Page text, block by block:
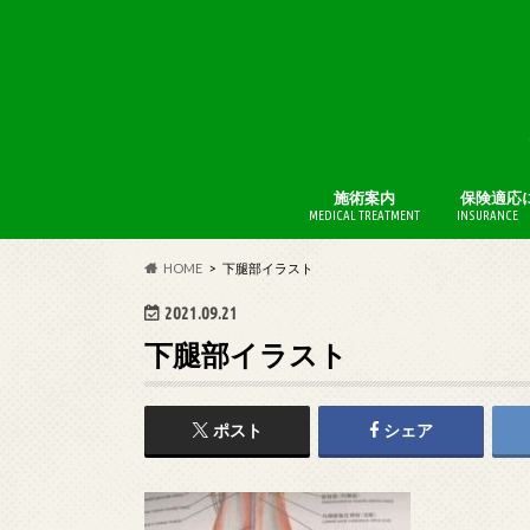
施術案内
MEDICAL TREATMENT
保険適応
INSURANCE
HOME 下腿部イラスト
2021.09.21
下腿部イラスト
ポスト シェア